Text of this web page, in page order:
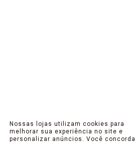
Nossas lojas utilizam cookies para
melhorar sua experiência no site e
personalizar anúncios. Você concorda